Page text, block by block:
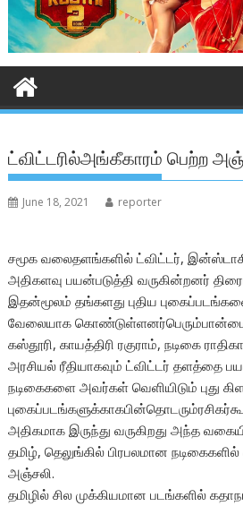
ட்விட்டரில்அங்கீகாரம் பெற்ற
June 18, 2021 reporter
சமூக வலைதளங்களில் ட்விட்டர்,
அதிகளவு பயன்படுத்தி வருகின்றனர்
இதன்மூலம் தங்களது புதிய
வேலையாக
கஸ்தூரி, காயத்திரி ரகுராம், நடிகை
அரசியல் ரீதியாகவும் ட்விட்டர் தளத்தை
நடிகைகளை அவர்கள் வெளியிடும் புது
புகைப்படங்களுக்காகபின்தொடரும்
அதிகமாக இருந்து வருகிறது அந்த
தமிழ், தெலுங்கில் பிரபலமான
அஞ்சலி.
தமிழில் சில முக்கியமான படங்களில்